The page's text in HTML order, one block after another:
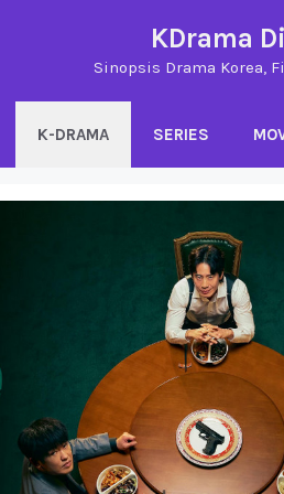
KDrama
Sinopsis Drama Korea,
K-DRAMA SERIES